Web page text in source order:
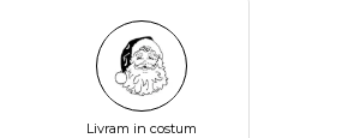
Livram in costum